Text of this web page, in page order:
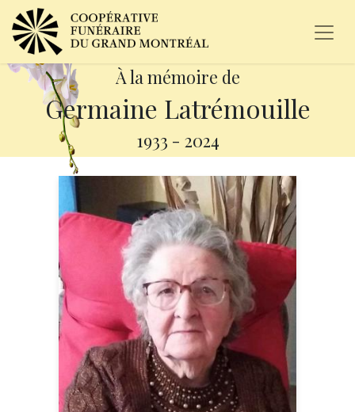
À la mémoire de
Germaine Latrémouille
1933 - 2024